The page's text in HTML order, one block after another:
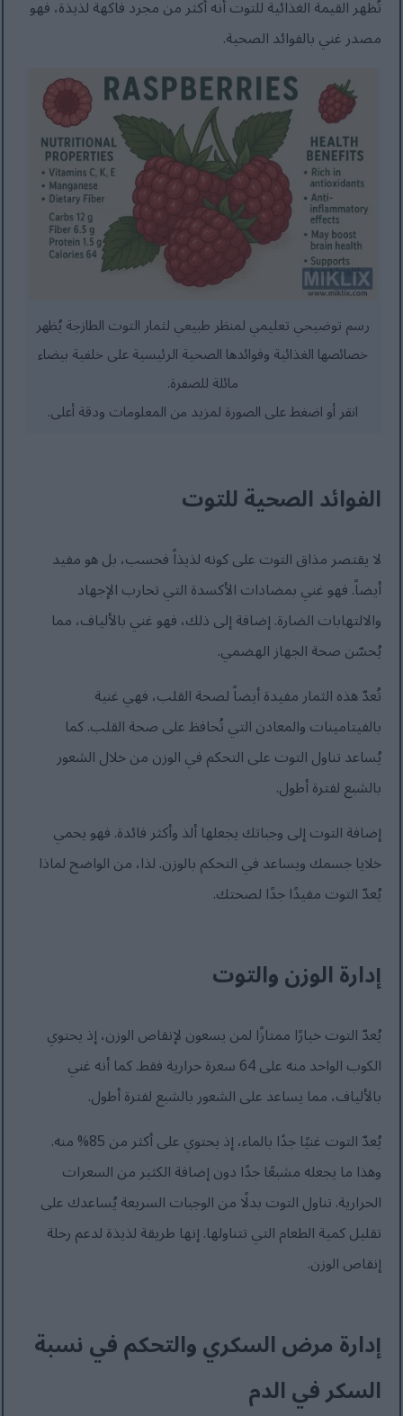
تُظهر القيمة الغذائية للتوت أنه أكثر من مجرد فاكهة لذيذة، فهو
مصدر غني بالفوائد الصحية.
رسم توضيحي تعليمي لمنظر طبيعي لثمار التوت الطازجة يُظهر
خصائصها الغذائية وفوائدها الصحية الرئيسية على خلفية بيضاء
مائلة للصفرة.
انقر أو اضغط على الصورة لمزيد من المعلومات ودقة أعلى.
الفوائد الصحية للتوت
لا يقتصر مذاق التوت على كونه لذيذاً فحسب، بل هو مفيد
أيضاً. فهو غني بمضادات الأكسدة التي تحارب الإجهاد
والالتهابات الضارة. إضافة إلى ذلك، فهو غني بالألياف، مما
يُحسّن صحة الجهاز الهضمي.
تُعدّ هذه الثمار مفيدة أيضاً لصحة القلب، فهي غنية
بالفيتامينات والمعادن التي تُحافظ على صحة القلب. كما
يُساعد تناول التوت على التحكم في الوزن من خلال الشعور
بالشبع لفترة أطول.
إضافة التوت إلى وجباتك يجعلها ألذ وأكثر فائدة. فهو يحمي
خلايا جسمك ويساعد في التحكم بالوزن. لذا، من الواضح لماذا
يُعدّ التوت مفيدًا جدًا لصحتك.
إدارة الوزن والتوت
يُعدّ التوت خيارًا ممتازًا لمن يسعون لإنقاص الوزن، إذ يحتوي
الكوب الواحد منه على 64 سعرة حرارية فقط. كما أنه غني
بالألياف، مما يساعد على الشعور بالشبع لفترة أطول.
يُعدّ التوت غنيًا جدًا بالماء، إذ يحتوي على أكثر من 85% منه.
وهذا ما يجعله مشبعًا جدًا دون إضافة الكثير من السعرات
الحرارية. تناول التوت بدلًا من الوجبات السريعة يُساعدك على
تقليل كمية الطعام التي تتناولها. إنها طريقة لذيذة لدعم رحلة
إنقاص الوزن.
إدارة مرض السكري والتحكم في نسبة
السكر في الدم